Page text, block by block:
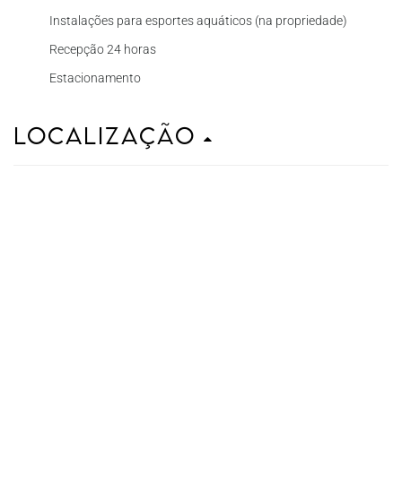
Instalações para esportes aquáticos (na propriedade)
Recepção 24 horas
Estacionamento
Localização